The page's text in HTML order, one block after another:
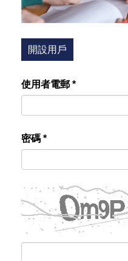
開設用戶
使用者電郵 *
密碼 *